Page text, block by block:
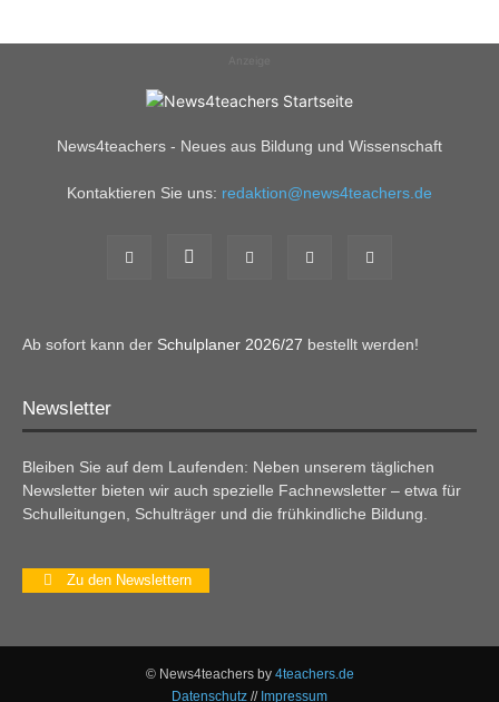
News4teachers - Neues aus Bildung und Wissenschaft
Kontaktieren Sie uns: redaktion@news4teachers.de
Ab sofort kann der Schulplaner 2026/27 bestellt werden!
Newsletter
Bleiben Sie auf dem Laufenden: Neben unserem täglichen
Newsletter bieten wir auch spezielle Fachnewsletter – etwa für
Schulleitungen, Schulträger und die frühkindliche Bildung.
Zu den Newslettern
© News4teachers by 4teachers.de
Datenschutz // Impressum